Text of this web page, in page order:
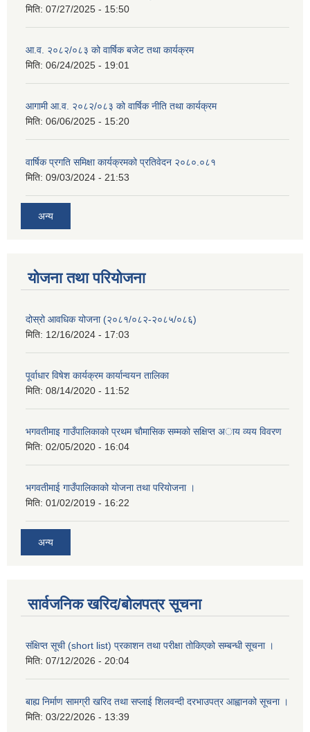
मिति: 07/27/2025 - 15:50
आ.व. २०८२/०८३ को वार्षिक बजेट तथा कार्यक्रम
मिति: 06/24/2025 - 19:01
आगामी आ.व. २०८२/०८३ को वार्षिक नीति तथा कार्यक्रम
मिति: 06/06/2025 - 15:20
वार्षिक प्रगति समिक्षा कार्यक्रमको प्रतिवेदन २०८०.०८१
मिति: 09/03/2024 - 21:53
अन्य
योजना तथा परियोजना
दोस्रो आवधिक योजना (२०८१/०८२-२०८५/०८६)
मिति: 12/16/2024 - 17:03
पूर्वाधार विषेश कार्यक्रम कार्यान्वयन तालिका
मिति: 08/14/2020 - 11:52
भगवतीमाइ गाउँपालिकाकाे प्रथम चाैमासिक सम्मकाे सक्षिप्त अाय व्यय विवरण
मिति: 02/05/2020 - 16:04
भगवतीमाई गाउँपालिकाको याेजना तथा परियाेजना ।
मिति: 01/02/2019 - 16:22
अन्य
सार्वजनिक खरिद/बोलपत्र सूचना
संक्षिप्त सूची (short list) प्रकाशन तथा परीक्षा तोकिएको सम्बन्धी सूचना ।
मिति: 07/12/2026 - 20:04
बाह्य निर्माण सामग्री खरिद तथा सप्लाई शिलवन्दी दरभाउपत्र आह्वानको सूचना ।
मिति: 03/22/2026 - 13:39